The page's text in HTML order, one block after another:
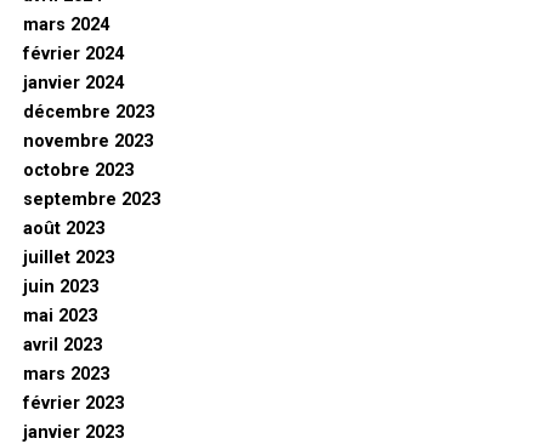
mars 2024
février 2024
janvier 2024
décembre 2023
novembre 2023
octobre 2023
septembre 2023
août 2023
juillet 2023
juin 2023
mai 2023
avril 2023
mars 2023
février 2023
janvier 2023